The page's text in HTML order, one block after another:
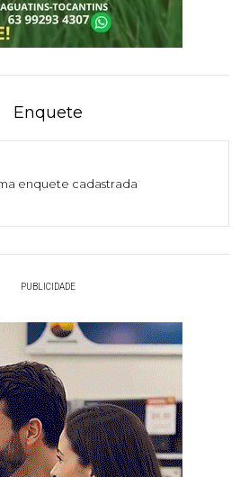
Enquete
enquete cadastrada
PUBLICIDADE